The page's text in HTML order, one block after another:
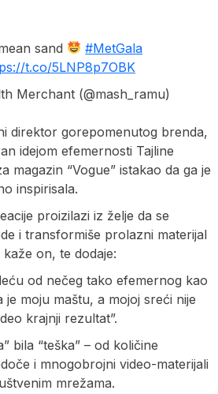
sand
#MetGala
t.co/5LNP8p7OBK
Merchant (@mash_ramu)
direktor gorepomenutog brenda,
idejom efemernosti Tajline
magazin “Vogue” istakao da ga je
inspirisala.
proizilazi iz želje da se
i transformiše prolazni materijal
on, te dodaje:
od nečeg tako efemernog kao
je moju maštu, a mojoj sreći nije
krajnji rezultat”.
bila “teška” – od količine
i mnogobrojni video-materijali
mrežama.